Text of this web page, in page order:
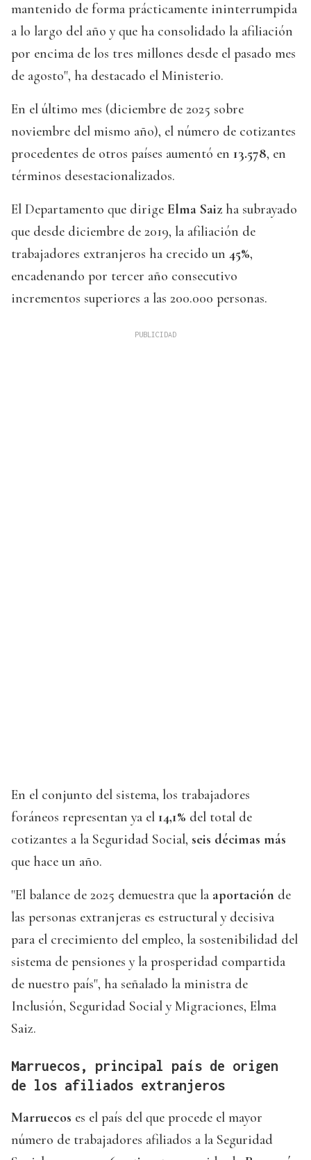
mantenido de forma prácticamente ininterrumpida
a lo largo del año y que ha consolidado la afiliación
por encima de los tres millones desde el pasado mes
de agosto", ha destacado el Ministerio.
En el último mes (diciembre de 2025 sobre
noviembre del mismo año), el número de cotizantes
procedentes de otros países aumentó en 13.578, en
términos desestacionalizados.
El Departamento que dirige Elma Saiz ha subrayado
que desde diciembre de 2019, la afiliación de
trabajadores extranjeros ha crecido un 45%,
encadenando por tercer año consecutivo
incrementos superiores a las 200.000 personas.
En el conjunto del sistema, los trabajadores
foráneos representan ya el 14,1% del total de
cotizantes a la Seguridad Social, seis décimas más
que hace un año.
"El balance de 2025 demuestra que la aportación de
las personas extranjeras es estructural y decisiva
para el crecimiento del empleo, la sostenibilidad del
sistema de pensiones y la prosperidad compartida
de nuestro país", ha señalado la ministra de
Inclusión, Seguridad Social y Migraciones, Elma
Saiz.
Marruecos, principal país de origen
de los afiliados extranjeros
Marruecos es el país del que procede el mayor
número de trabajadores afiliados a la Seguridad